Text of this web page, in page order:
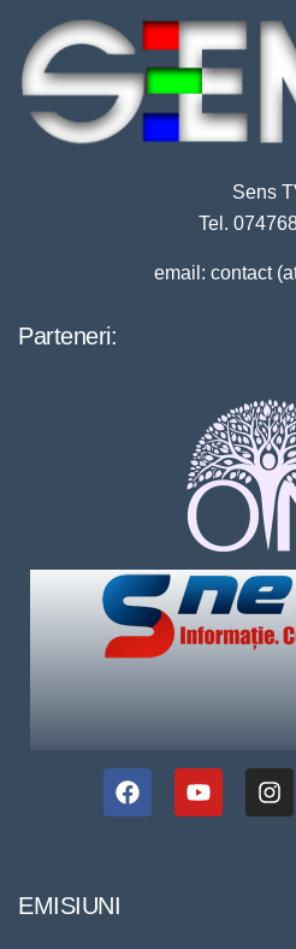
Sens
Tel.
email: contact
Parteneri:
EMISIUNI